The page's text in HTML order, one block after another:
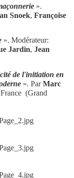
».
Snoek, Françoise
». Modérateur:
Jardin, Jean
de l'initiation en
». ParMarc
(Grand